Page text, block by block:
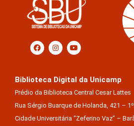
Biblioteca Digital da Unicamp
Prédio da Biblioteca Central Cesar Lattes
Rua Sérgio Buarque de Holanda, 421 –
Cidade Universitária “Zeferino Vaz” –